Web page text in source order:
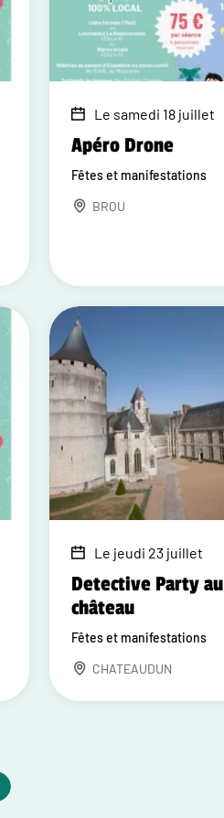
Le samedi 18 juillet
Apéro Drone
Fêtes et manifestations
BROU
Le jeudi 23 juillet
Detective Party au
château
Fêtes et manifestations
CHATEAUDUN